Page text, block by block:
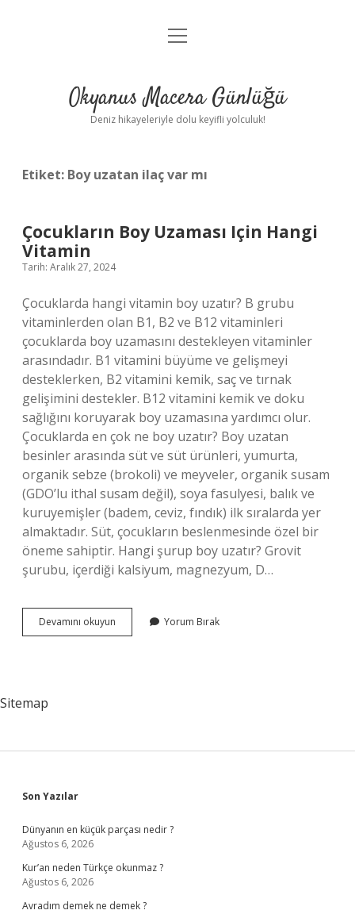
Anasayfa
Yasal Uyarı
menüyü
Okyanus Macera Günlüğü
Deniz hikayeleriyle dolu keyifli yolculuk!
Etiket: Boy uzatan ilaç var mı
Çocukların Boy Uzaması Için Hangi
Vitamin
Tarih: Aralık 27, 2024
Çocuklarda hangi vitamin boy uzatır? B grubu
vitaminlerden olan B1, B2 ve B12 vitaminleri
çocuklarda boy uzamasını destekleyen vitaminler
arasındadır. B1 vitamini büyüme ve gelişmeyi
desteklerken, B2 vitamini kemik, saç ve tırnak
gelişimini destekler. B12 vitamini kemik ve doku
sağlığını koruyarak boy uzamasına yardımcı olur.
Çocuklarda en çok ne boy uzatır? Boy uzatan
besinler arasında süt ve süt ürünleri, yumurta,
organik sebze (brokoli) ve meyveler, organik susam
(GDO’lu ithal susam değil), soya fasulyesi, balık ve
kuruyemişler (badem, ceviz, fındık) ilk sıralarda yer
almaktadır. Süt, çocukların beslenmesinde özel bir
öneme sahiptir. Hangi şurup boy uzatır? Grovit
şurubu, içerdiği kalsiyum, magnezyum, D…
Devamını okuyun Çocukların
Boy
Yorum Bırak
Sitemap
Sidebar
Son Yazılar
Dünyanın en küçük parçası nedir ?
Ağustos 6, 2026
Kur’an neden Türkçe okunmaz ?
Ağustos 6, 2026
Avradım demek ne demek ?